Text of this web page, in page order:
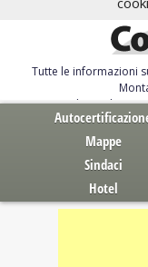
Tutte le informazioni
Servizi al Cittadino.
Mappe
Sindaci
Hotel